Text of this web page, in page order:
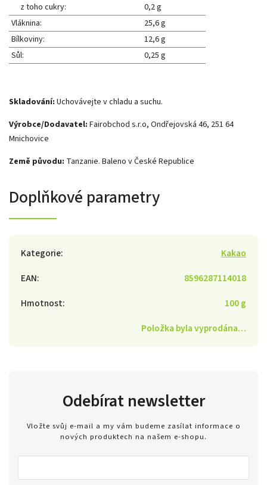
z toho cukry:
0,2 g
Vláknina:
25,6 g
Bílkoviny:
12,6 g
Sůl:
0,25 g
Skladování: Uchovávejte v chladu a suchu.
Výrobce/Dodavatel: Fairobchod s.r.o, Ondřejovská 46, 251 64
Mnichovice
Země původu: Tanzanie. Baleno v České Republice
Doplňkové parametry
Kategorie:
Kakao
EAN:
8596287114018
Hmotnost:
100 g
Položka byla vyprodána…
Odebírat newsletter
Vložte svůj e-mail a my vám budeme zasílat informace o
nových produktech na našem e-shopu.